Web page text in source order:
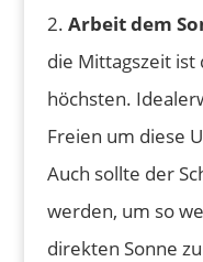
2. Arbeit dem
die Mittagszeit ist
höchsten.
Freien um diese
Auch sollte der
werden, um so
direkten Sonne